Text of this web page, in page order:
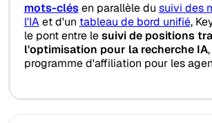
mots-clésen parallèle du suivi des
l'IAet d'un tableau de bord unifié,
le pont entre lesuivi de positions
l'optimisation pour la recherche IA
programme d'affiliation pour les